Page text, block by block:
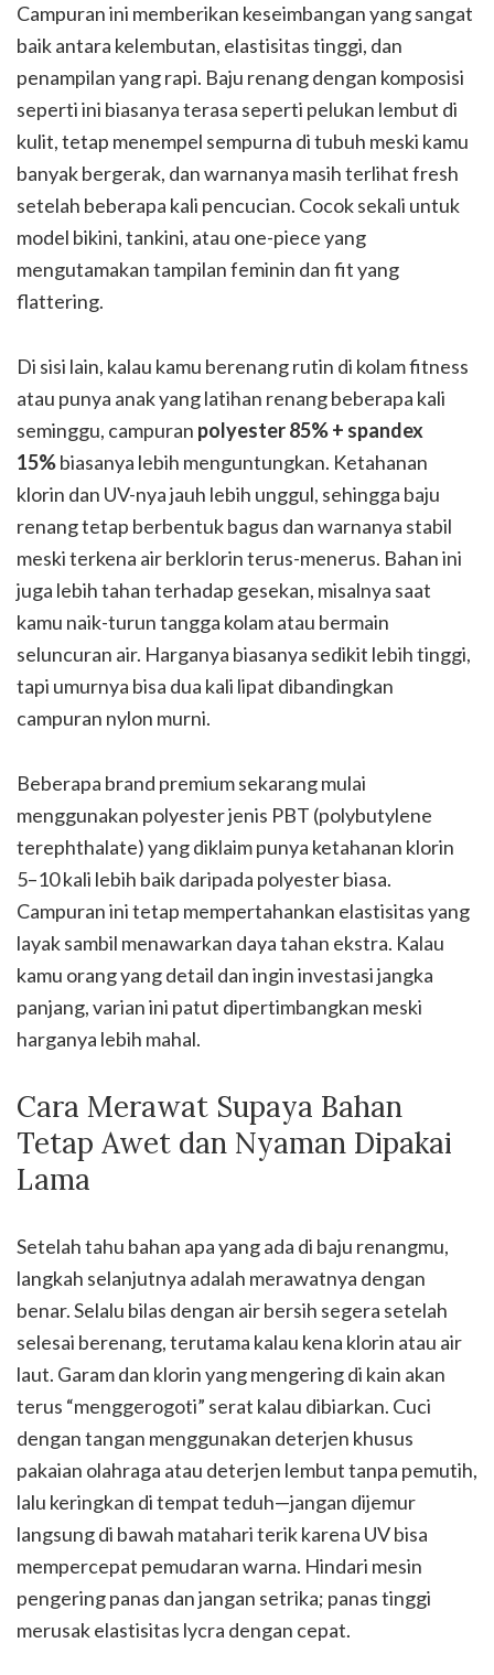
Campuran ini memberikan keseimbangan yang sangat
baik antara kelembutan, elastisitas tinggi, dan
penampilan yang rapi. Baju renang dengan komposisi
seperti ini biasanya terasa seperti pelukan lembut di
kulit, tetap menempel sempurna di tubuh meski kamu
banyak bergerak, dan warnanya masih terlihat fresh
setelah beberapa kali pencucian. Cocok sekali untuk
model bikini, tankini, atau one-piece yang
mengutamakan tampilan feminin dan fit yang
flattering.
Di sisi lain, kalau kamu berenang rutin di kolam fitness
atau punya anak yang latihan renang beberapa kali
seminggu, campuran polyester 85% + spandex
15%biasanya lebih menguntungkan. Ketahanan
klorin dan UV-nya jauh lebih unggul, sehingga baju
renang tetap berbentuk bagus dan warnanya stabil
meski terkena air berklorin terus-menerus. Bahan ini
juga lebih tahan terhadap gesekan, misalnya saat
kamu naik-turun tangga kolam atau bermain
seluncuran air. Harganya biasanya sedikit lebih tinggi,
tapi umurnya bisa dua kali lipat dibandingkan
campuran nylon murni.
Beberapa brand premium sekarang mulai
menggunakan polyester jenis PBT (polybutylene
terephthalate) yang diklaim punya ketahanan klorin
5–10 kali lebih baik daripada polyester biasa.
Campuran ini tetap mempertahankan elastisitas yang
layak sambil menawarkan daya tahan ekstra. Kalau
kamu orang yang detail dan ingin investasi jangka
panjang, varian ini patut dipertimbangkan meski
harganya lebih mahal.
Cara Merawat Supaya Bahan
Tetap Awet dan Nyaman Dipakai
Lama
Setelah tahu bahan apa yang ada di baju renangmu,
langkah selanjutnya adalah merawatnya dengan
benar. Selalu bilas dengan air bersih segera setelah
selesai berenang, terutama kalau kena klorin atau air
laut. Garam dan klorin yang mengering di kain akan
terus “menggerogoti” serat kalau dibiarkan. Cuci
dengan tangan menggunakan deterjen khusus
pakaian olahraga atau deterjen lembut tanpa pemutih,
lalu keringkan di tempat teduh—jangan dijemur
langsung di bawah matahari terik karena UV bisa
mempercepat pemudaran warna. Hindari mesin
pengering panas dan jangan setrika; panas tinggi
merusak elastisitas lycra dengan cepat.